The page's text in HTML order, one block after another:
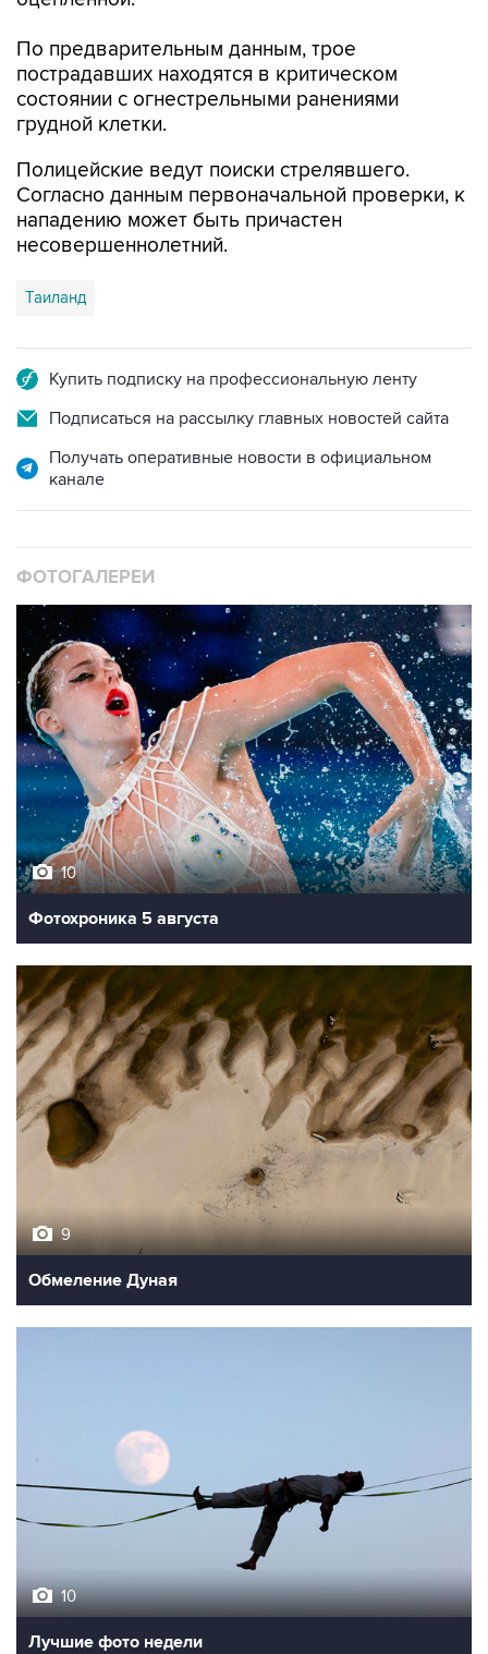
По предварительным данным, трое
пострадавших находятся в критическом
состоянии с огнестрельными ранениями
грудной клетки.
Полицейские ведут поиски стрелявшего.
Согласно данным первоначальной проверки, к
нападению может быть причастен
несовершеннолетний.
Таиланд
Купить подписку на профессиональную ленту
Подписаться на рассылку главных новостей сайта
Получать оперативные новости в официальном
канале
ФОТОГАЛЕРЕИ
10
Фотохроника 5 августа
9
Обмеление Дуная
10
Лучшие фото недели